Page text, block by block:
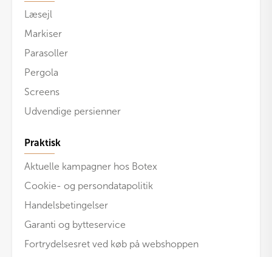
Læsejl
Markiser
Parasoller
Pergola
Screens
Udvendige persienner
Praktisk
Aktuelle kampagner hos Botex
Cookie- og persondatapolitik
Handelsbetingelser
Garanti og bytteservice
Fortrydelsesret ved køb på webshoppen